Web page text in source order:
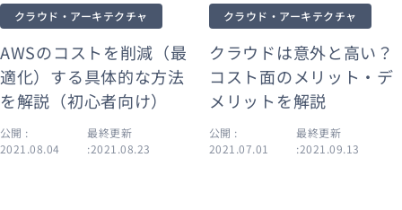
クラウド・アーキテクチャ
AWSのコストを削減（最
適化）する具体的な方法
を解説（初心者向け）
公開 :
2021.08.04
最終更新
:2021.08.23
クラウド・アーキテクチャ
クラウドは意外と高い？
コスト面のメリット・デ
メリットを解説
公開 :
2021.07.01
最終更新
:2021.09.13